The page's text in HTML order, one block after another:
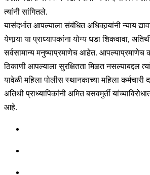
त्यांनी सांगितले.
यासंदर्भात आपल्याला संबंधित अधिकार्‍यांनी न्याय
येणार्‍या या प्राध्यापकांना योग्य धडा शिकवावा,
सर्वसामान्य मनुष्याप्रमाणेच आहेत. आपल्याप्रमाणेच
ठिकाणी आपल्याला सुरक्षितता मिळत नसल्याबद्दल
यावेळी महिला पोलीस स्थानकाच्या महिला कर्मचारी
अतिथी प्राध्यापिकांनी अमित बसवमुर्ती
आहे.